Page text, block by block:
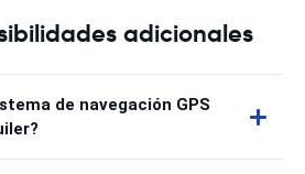
adicionales
de navegación GPS